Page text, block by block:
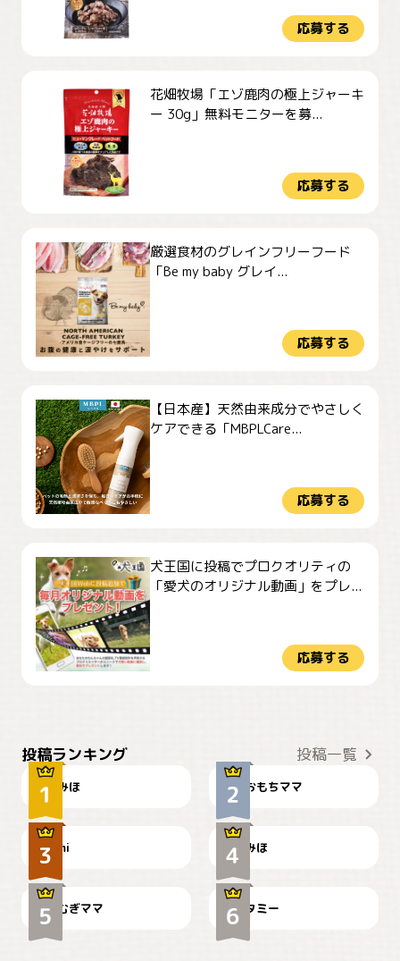
応募する
花畑牧場「エゾ鹿肉の極上ジャーキ
ー 30g」無料モニターを募...
応募する
厳選食材のグレインフリーフード
「Be my baby グレイ...
応募する
【日本産】天然由来成分でやさしく
ケアできる「MBPLCare...
応募する
犬王国に投稿でプロクオリティの
「愛犬のオリジナル動画」をプレ...
応募する
投稿ランキング 投稿一覧
みほ おもちママ
可愛い？
mi
見てるぞぉ
みほ
🌻とむぎ！
むぎママ
ドーベルマンのお友達邸に
て
タミー